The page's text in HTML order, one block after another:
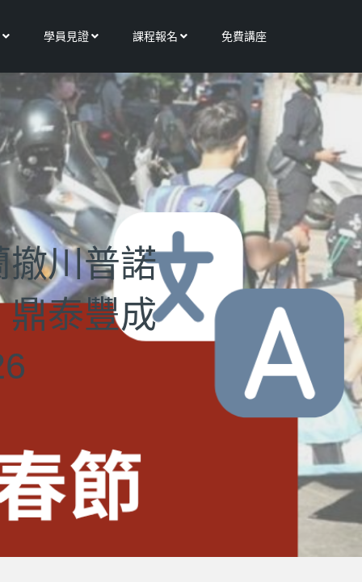
Open 更多服務
學員見證Open 學員見證
課程報名 Open 課程報名
免費講座
撤川普諾
鼎泰豐成